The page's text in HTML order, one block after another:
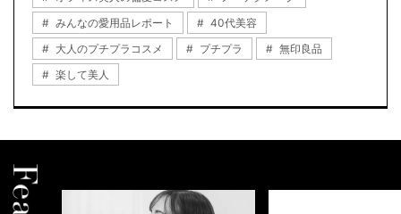
みんなの愛用品レポート
40代美容
大人のプチプラコスメ
プチプラ
無印良品
楽して美人